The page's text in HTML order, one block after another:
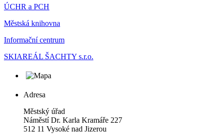
ÚCHR a PCH
Městská knihovna
Informační centrum
SKIAREÁL ŠACHTY s.r.o.
Adresa
Městský úřad
Náměstí Dr. Karla Kramáře 227
512 11 Vysoké nad Jizerou